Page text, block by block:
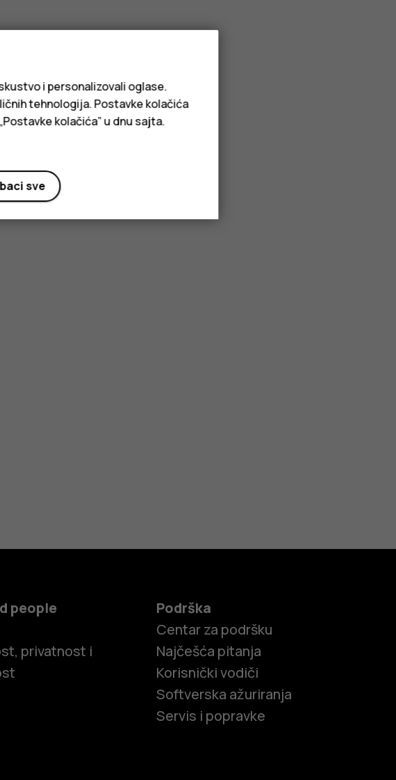
people
privatnost i
Podrška
Centar za podršku
Najčešća pitanja
Korisnički vodiči
Softverska ažuriranja
Servis i popravke
i personalizovali oglase.
tehnologija. Postavke kolačića
kolačića” u dnu sajta.
sve